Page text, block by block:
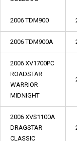
2006 TDM900
2006 TDM900A
2006 XV1700PC
ROADSTAR
WARRIOR
MIDNIGHT
2006 XVS1100A
DRAGSTAR
CLASSIC